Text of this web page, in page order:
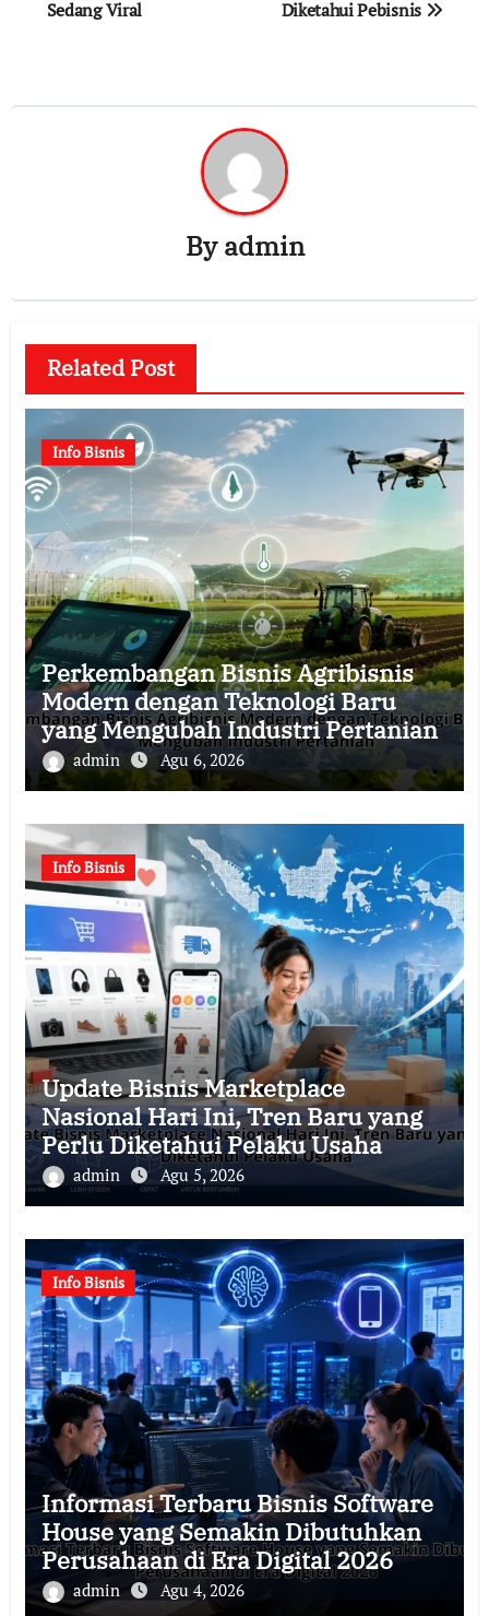
Sedang Viral
Diketahui Pebisnis
Byadmin
Related Post
Info Bisnis
Perkembangan Bisnis Agribisnis
Modern dengan Teknologi Baru
yang Mengubah Industri Pertanian
admin Agu 6, 2026
Info Bisnis
Update Bisnis Marketplace
Nasional Hari Ini, Tren Baru yang
Perlu Diketahui Pelaku Usaha
admin Agu 5, 2026
Info Bisnis
Informasi Terbaru Bisnis Software
House yang Semakin Dibutuhkan
Perusahaan di Era Digital 2026
admin Agu 4, 2026